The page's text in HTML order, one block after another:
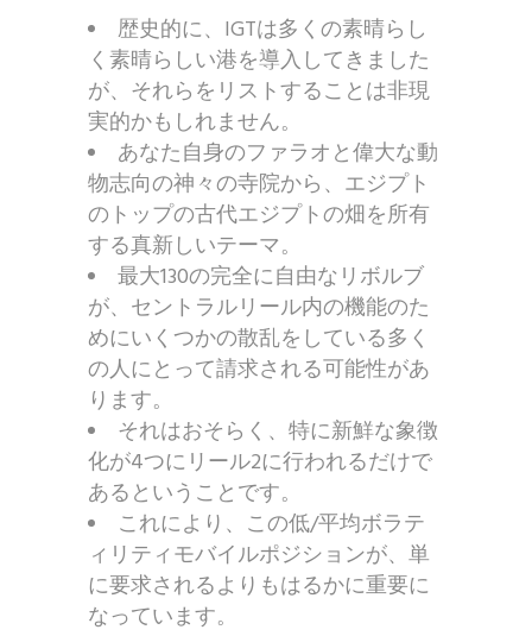
歴史的に、IGTは多くの素晴らし
く素晴らしい港を導入してきました
が、それらをリストすることは非現
実的かもしれません。
あなた自身のファラオと偉大な動
物志向の神々の寺院から、エジプト
のトップの古代エジプトの畑を所有
する真新しいテーマ。
最大130の完全に自由なリボルブ
が、セントラルリール内の機能のた
めにいくつかの散乱をしている多く
の人にとって請求される可能性があ
ります。
それはおそらく、特に新鮮な象徴
化が4つにリール2に行われるだけで
あるということです。
これにより、この低/平均ボラテ
ィリティモバイルポジションが、単
に要求されるよりもはるかに重要に
なっています。